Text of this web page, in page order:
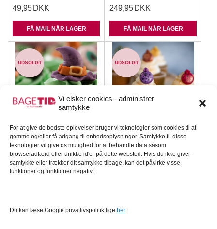
Vi elsker cookies - administrer
samtykke
For at give de bedste oplevelser bruger vi teknologier som cookies til at
gemme og/eller få adgang til enhedsoplysninger. Samtykke til disse
teknologier vil give os mulighed for at behandle data såsom
browseradfærd eller unikke id'er på dette websted. Hvis du ikke giver
samtykke eller trækker dit samtykke tilbage, kan det påvirke visse
funktioner og funktioner negativt.
Du kan læse Google privatlivspolitik lige her
49,95 DKK
FÅ MAIL NÅR LAGER
249,95 DKK
FÅ MAIL NÅR LAGER
UDSOLGT
Sukkerdekoration
heksehatte 36 stk
Dekora
249,95DKK
UDSOLGT
Sukkerdekoration julekugler
120 stk
Dekora